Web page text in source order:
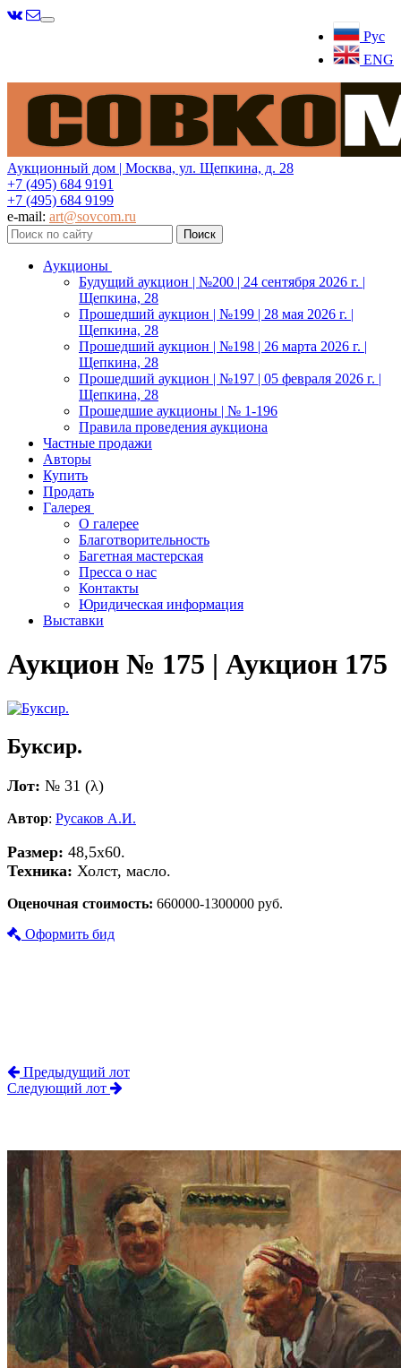
Рус
ENG
Меню
Аукционный дом | Москва, ул. Щепкина, д. 28
+7 (495) 684 9191
+7 (495) 684 9199
e-mail: art@sovcom.ru
Аукционы
Будущий аукцион | №200 | 24 сентября 2026 г. |
Щепкина, 28
Прошедший аукцион | №199 | 28 мая 2026 г. |
Щепкина, 28
Прошедший аукцион | №198 | 26 марта 2026 г. |
Щепкина, 28
Прошедший аукцион | №197 | 05 февраля 2026 г. |
Щепкина, 28
Прошедшие аукционы | № 1-196
Правила проведения аукциона
Частные продажи
Авторы
Купить
Продать
Галерея
О галерее
Благотворительность
Багетная мастерская
Пресса о нас
Контакты
Юридическая информация
Выставки
Аукцион № 175 | Аукцион 175
Буксир.
Лот: № 31 (λ)
Автор: Русаков А.И.
Размер: 48,5х60.
Техника: Холст, масло.
Оценочная стоимость: 660000-1300000 руб.
Оформить бид
Предыдущий лот
Следующий лот